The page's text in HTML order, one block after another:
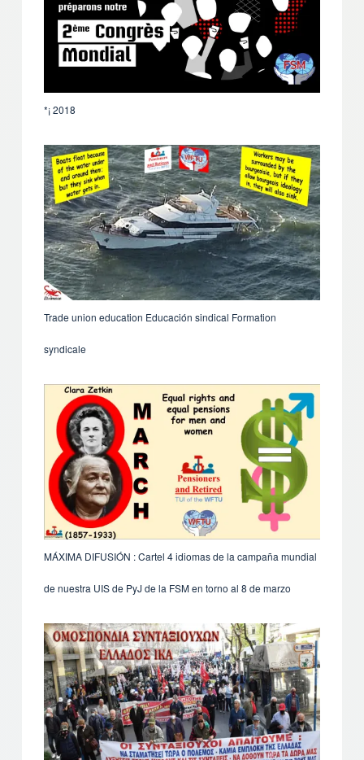
2018 ¡*
Trade union education Educación sindical Formation
syndicale
MÁXIMA DIFUSIÓN : Cartel 4 idiomas de la campaña mundial
de nuestra UIS de PyJ de la FSM en torno al 8 de marzo